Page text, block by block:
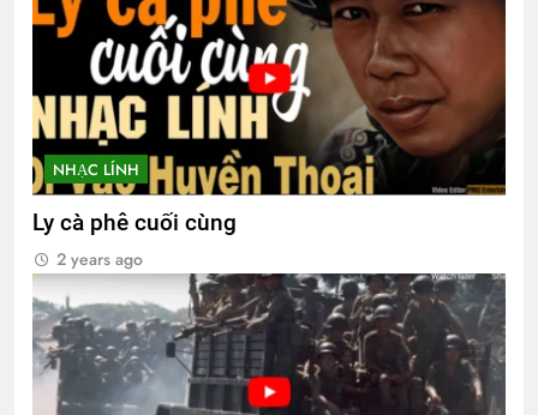
NHẠC LÍNH
Ly cà phê cuối cùng
2 years ago